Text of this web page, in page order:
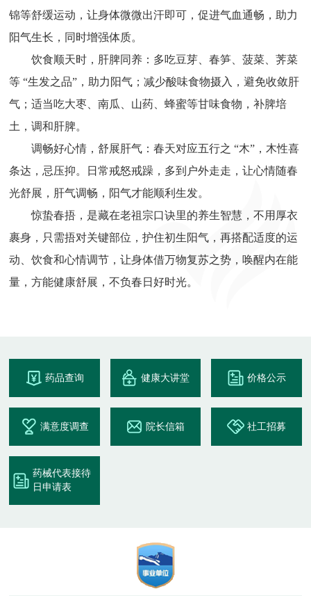
锦等舒缓运动，让身体微微出汗即可，促进气血通畅，助力
阳气生长，同时增强体质。
饮食顺天时，肝脾同养：多吃豆芽、春笋、菠菜、荠菜
等 “生发之品”，助力阳气；减少酸味食物摄入，避免收敛肝
气；适当吃大枣、南瓜、山药、蜂蜜等甘味食物，补脾培
土，调和肝脾。
调畅好心情，舒展肝气：春天对应五行之 “木”，木性喜
条达，忌压抑。日常戒怒戒躁，多到户外走走，让心情随春
光舒展，肝气调畅，阳气才能顺利生发。
惊蛰春捂，是藏在老祖宗口诀里的养生智慧，不用厚衣
裹身，只需捂对关键部位，护住初生阳气，再搭配适度的运
动、饮食和心情调节，让身体借万物复苏之势，唤醒内在能
量，方能健康舒展，不负春日好时光。
药品查询 健康大讲堂 价格公示
满意度调查 院长信箱 社工招募
药械代表接待
日申请表